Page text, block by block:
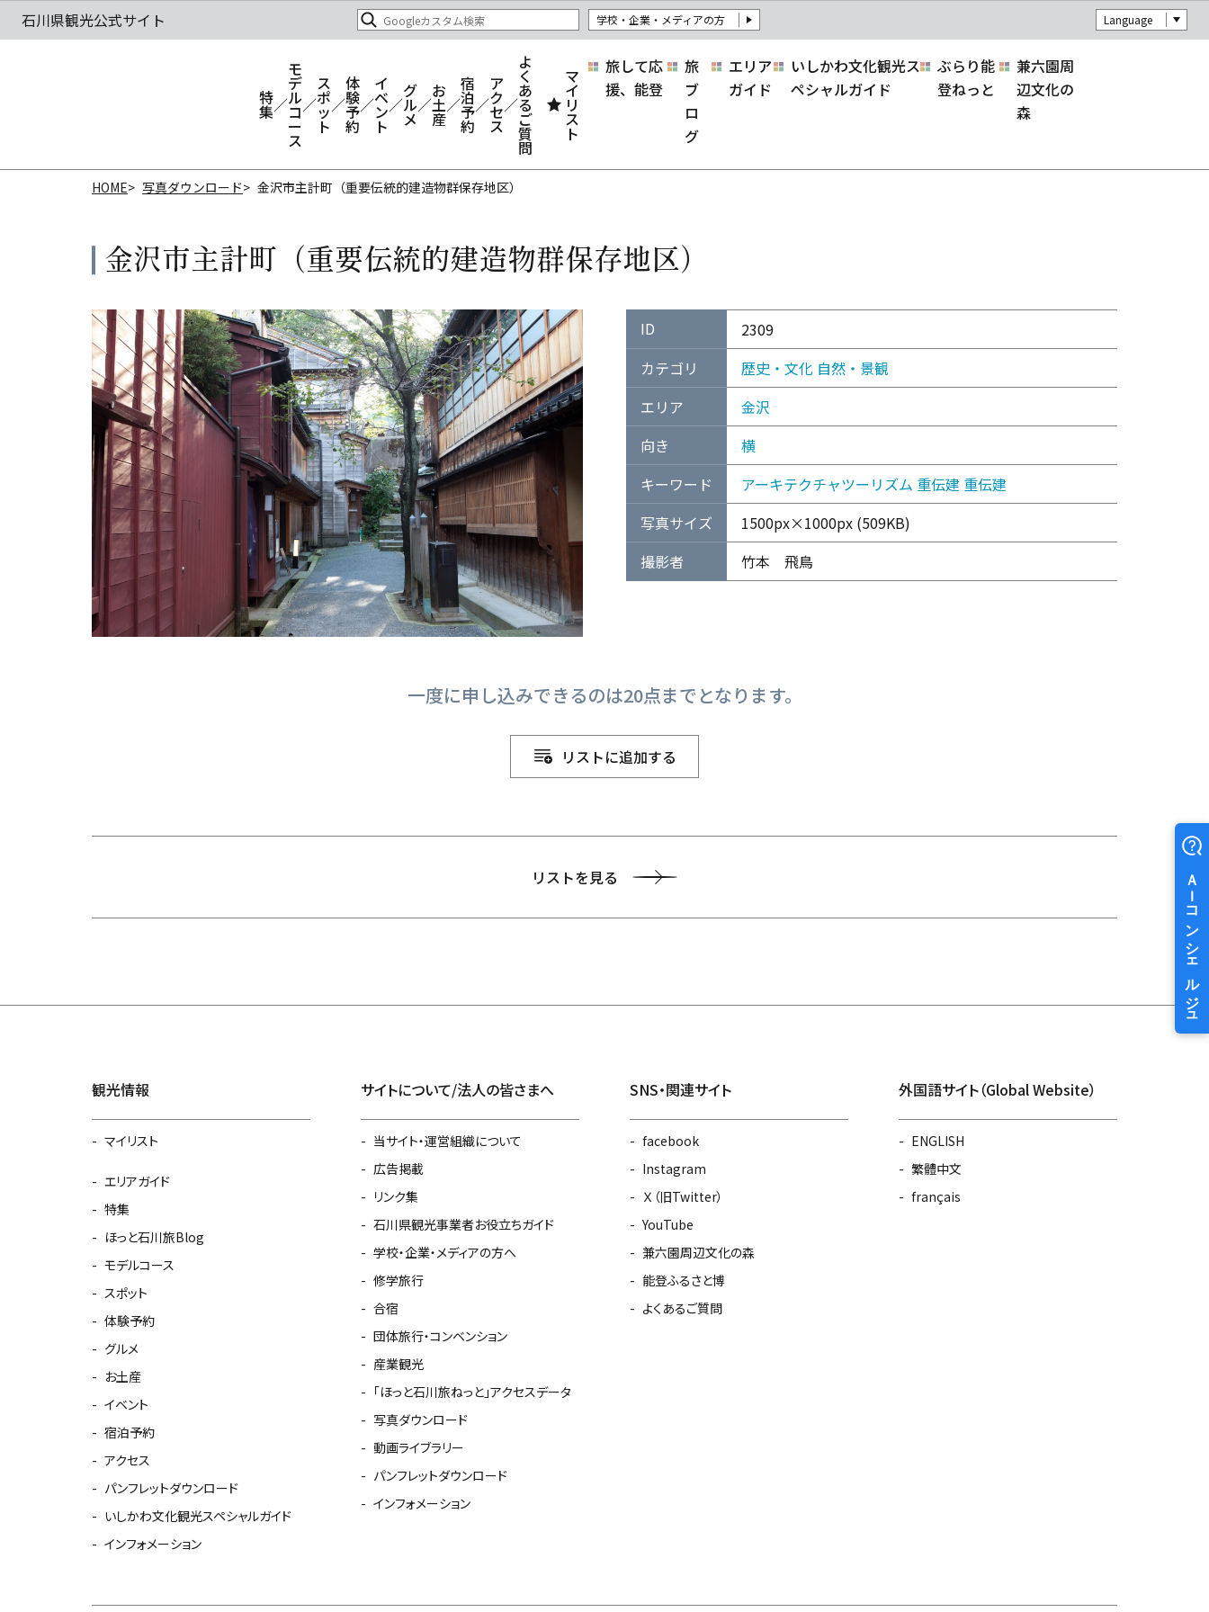
学校・企業・メディアの方 Language
特
集
モ
デ
ル
コ
ー
ス
ス
ポ
ッ
ト
体
験
予
約
イ
ベ
ン
ト
グ
ル
メ
お
土
産
宿
泊
予
約
ア
ク
セ
ス
よ
く
あ
る
ご
質
問
マ
イ
リ
ス
ト
旅して応
援、能登
旅
ブ
ロ
グ
エリア
ガイド
いしかわ文化観光ス
ペシャルガイド
ぶらり能
登ねっと
兼六園周
辺文化の
森
HOME 写真ダウンロード 金沢市主計町（重要伝統的建造物群保存地区）
金沢市主計町（重要伝統的建造物群保存地区）
ID
2309
カテゴリ
歴史・文化 自然・景観
エリア
金沢
向き
横
キーワード
アーキテクチャツーリズム 重伝建 重伝建
写真サイズ
1500px×1000px (509KB)
撮影者
竹本 飛鳥
一度に申し込みできるのは20点までとなります。
リストに追加する
リストを見る
観光情報
マイリスト
エリアガイド
特集
ほっと石川旅Blog
モデルコース
スポット
体験予約
グルメ
お土産
イベント
宿泊予約
アクセス
パンフレットダウンロード
いしかわ文化観光スペシャルガイド
インフォメーション
サイトについて/法人の皆さまへ
当サイト・運営組織について
広告掲載
リンク集
石川県観光事業者お役立ちガイド
学校・企業・メディアの方へ
修学旅行
合宿
団体旅行・コンベンション
産業観光
「ほっと石川旅ねっと」アクセスデータ
写真ダウンロード
動画ライブラリー
パンフレットダウンロード
インフォメーション
SNS・関連サイト
facebook
Instagram
Ｘ（旧Twitter）
YouTube
兼六園周辺文化の森
能登ふるさと博
よくあるご質問
外国語サイト（Global Website）
ENGLISH
繁體中文
français